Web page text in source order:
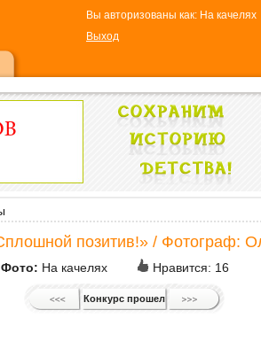
Вы авторизованы как: На качелях
Выход
позитив!» / Фотограф:
Фото: На качелях Нравится: 16
Конкурс прошел